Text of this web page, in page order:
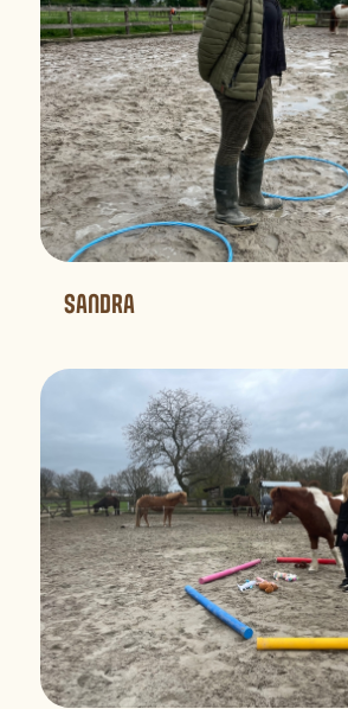
SANDRA